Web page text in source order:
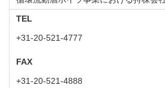
TEL
+31-20-521-4777
FAX
+31-20-521-4888